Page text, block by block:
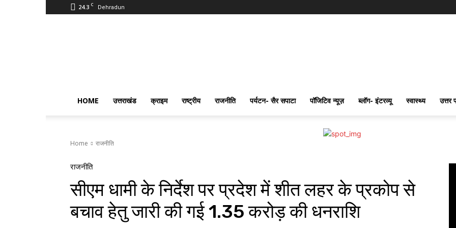
24.3 C Dehradun
HOME उत्तराखंड क्राइम राष्ट्रीय राजनीति पर्यटन- सैर सपाटा पॉजिटिव न्यूज़ ब्लॉग- इंटरव्यू स्वास्थ्य उत्तर
Home राजनीति
राजनीति
सीएम धामी के निर्देश पर प्रदेश में शीत लहर के प्रकोप से
बचाव हेतु जारी की गई 1.35 करोड़ की धनराशि